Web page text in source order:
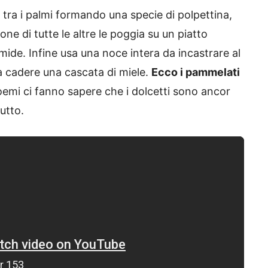
i palmi formando una specie di polpettina,
di tutte le altre le poggia su un piatto
Infine usa una noce intera da incastrare al
una cascata di miele. Ecco i pammelati
ci fanno sapere che i dolcetti sono ancor